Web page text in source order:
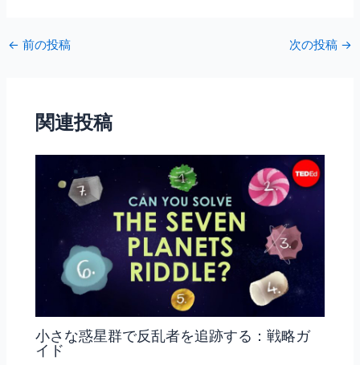
c
e
o
o
k
← 前の投稿 次の投稿 →
関連投稿
小さな惑星群で反乱者を追跡する：戦略ガ
イド